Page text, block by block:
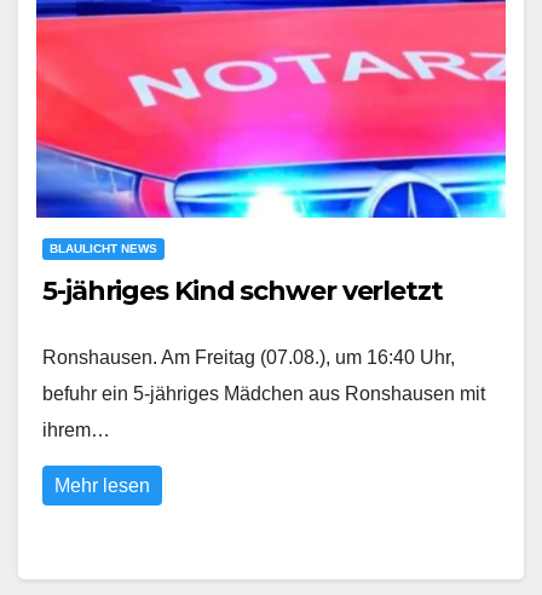
BLAULICHT NEWS
5-jähriges Kind schwer verletzt
Ronshausen. Am Freitag (07.08.), um 16:40 Uhr,
befuhr ein 5-jähriges Mädchen aus Ronshausen mit
ihrem…
Mehr lesen